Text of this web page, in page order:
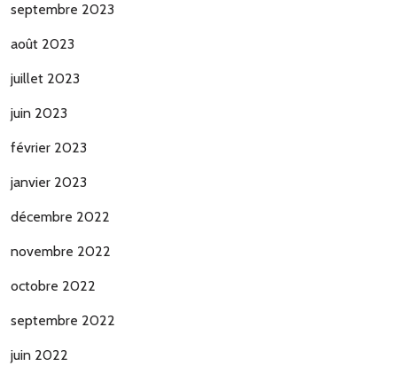
septembre 2023
août 2023
juillet 2023
juin 2023
février 2023
janvier 2023
décembre 2022
novembre 2022
octobre 2022
septembre 2022
juin 2022